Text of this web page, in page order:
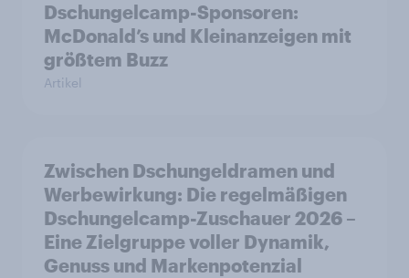
Dschungelcamp-Sponsoren:
McDonald’s und Kleinanzeigen mit
größtem Buzz
Artikel
Zwischen Dschungeldramen und
Werbewirkung: Die regelmäßigen
Dschungelcamp-Zuschauer 2026 –
Eine Zielgruppe voller Dynamik,
Genuss und Markenpotenzial